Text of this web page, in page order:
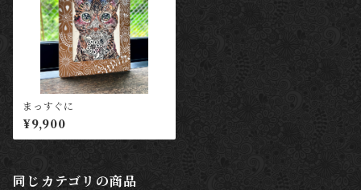
まっすぐに
¥9,900
同じカテゴリの商品